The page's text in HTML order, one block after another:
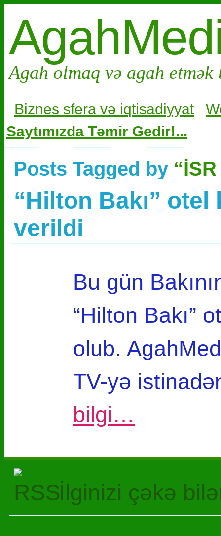
Agah olmaq və agah
Biznes sfera və iqtisadiyyat
Saytımızda Təmir Gedir!...
Posts Tagged by
“Hilton Bakı”
verildi
Bu gün
“Hilton Bakı”
olub.
TV-yə
bilgi…
İlginizi çəkə